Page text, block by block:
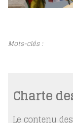
Mots-clés :
Charte
Le contenu